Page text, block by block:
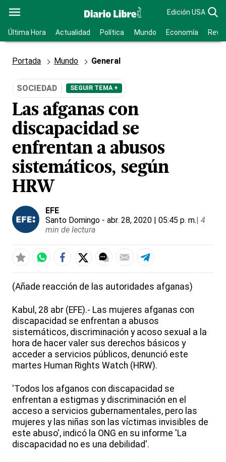
Edición USA
Última Hora Actualidad Política Mundo Economía
Portada Mundo General
SOCIEDAD SEGUIR TEMA +
Las afganas con
discapacidad se
enfrentan a abusos
sistemáticos, según
HRW
EFE
Santo Domingo - abr. 28, 2020 | 05:45 p. m.| 4
min de lectura
(Añade reacción de las autoridades afganas)
Kabul, 28 abr (EFE).- Las mujeres afganas con
discapacidad se enfrentan a abusos
sistemáticos, discriminación y acoso sexual a la
hora de hacer valer sus derechos básicos y
acceder a servicios públicos, denunció este
martes Human Rights Watch (HRW).
'Todos los afganos con discapacidad se
enfrentan a estigmas y discriminación en el
acceso a servicios gubernamentales, pero las
mujeres y las niñas son las víctimas invisibles de
este abuso', indicó la ONG en su informe 'La
discapacidad no es una debilidad'.